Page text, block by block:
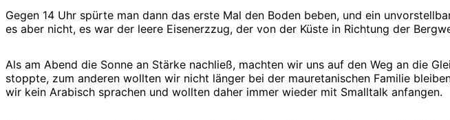
Gegen 14 Uhr spürte man dann das erste Mal den Boden beben, und ein
es aber nicht, es war der leere Eisenerzzug, der von der Küste in Richtung der
Als am Abend die Sonne an Stärke nachließ, machten wir uns auf den Weg an die
stoppte, zum anderen wollten wir nicht länger bei der mauretanischen Familie
wir kein Arabisch sprachen und wollten daher immer wieder mit Smalltalk anfangen.